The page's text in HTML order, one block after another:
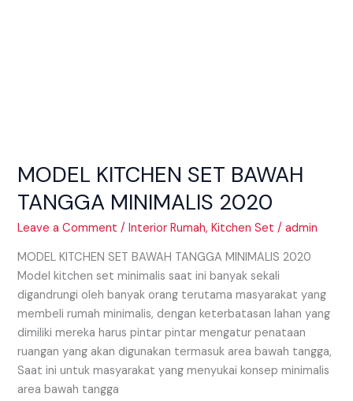
MODEL KITCHEN SET BAWAH
TANGGA MINIMALIS 2020
Leave a Comment /Interior Rumah,Kitchen Set /admin
MODEL KITCHEN SET BAWAH TANGGA MINIMALIS 2020
Model kitchen set minimalis saat ini banyak sekali
digandrungi oleh banyak orang terutama masyarakat yang
membeli rumah minimalis, dengan keterbatasan lahan yang
dimiliki mereka harus pintar pintar mengatur penataan
ruangan yang akan digunakan termasuk area bawah tangga,
Saat ini untuk masyarakat yang menyukai konsep minimalis
area bawah tangga